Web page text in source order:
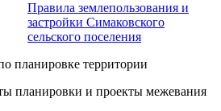
Правила землепользования и
застройки Симаковского
сельского поселения
планировке территории
планировки и проекты межевания